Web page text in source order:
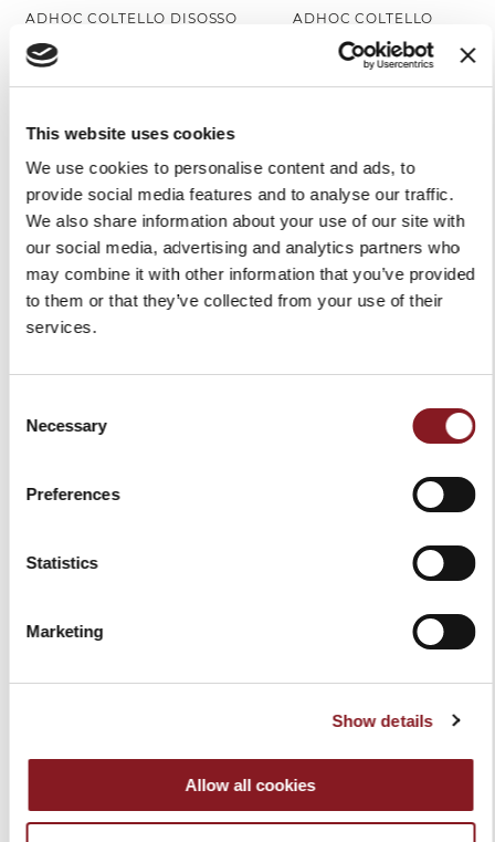
This website uses cookies
We use cookies to personalise content and ads, to
provide social media features and to analyse our traffic.
We also share information about your use of our site with
our social media, advertising and analytics partners who
may combine it with other information that you’ve provided
to them or that they’ve collected from your use of their
services.
Selection
Necessary
Preferences
Statistics
Marketing
Show details
Allow all cookies
ADHOC COLTELLO DISOSSO
ADHOC COLTELLO
MULTIUSO 12 CM NERO
ADHOC COLTELLO
22,00 €
ADHOC COLTELLO
BISTECCA 11 CM NERO
ADHOC COLTELLO
ADHOC SET 6 COLTELLI DA